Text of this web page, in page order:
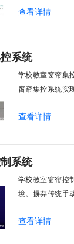
领域，打造教室
分组联动、安
行，为学校提供
查看详情
系统
学校教室窗帘集
窗帘集控系统实
能化改造后，一
生视力健康，营
排效果显著，延
查看详情
系统
学校教室窗帘控
境。摒弃传统手
足，节能降耗。
查看详情